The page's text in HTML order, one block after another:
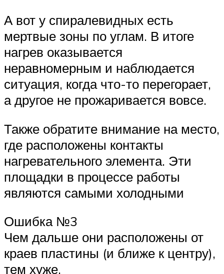
А вот у спиралевидных есть
мертвые зоны по углам. В итоге
нагрев оказывается
неравномерным и наблюдается
ситуация, когда что-то перегорает,
а другое не прожаривается вовсе.
Также обратите внимание на место,
где расположены контакты
нагревательного элемента. Эти
площадки в процессе работы
являются самыми холодными
Ошибка №3
Чем дальше они расположены от
краев пластины (и ближе к центру),
тем хуже.